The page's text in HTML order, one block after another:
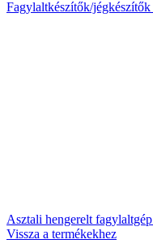
Fagylaltkészítők/jégkészítők
Asztali hengerelt fagylaltgép
Vissza a termékekhez